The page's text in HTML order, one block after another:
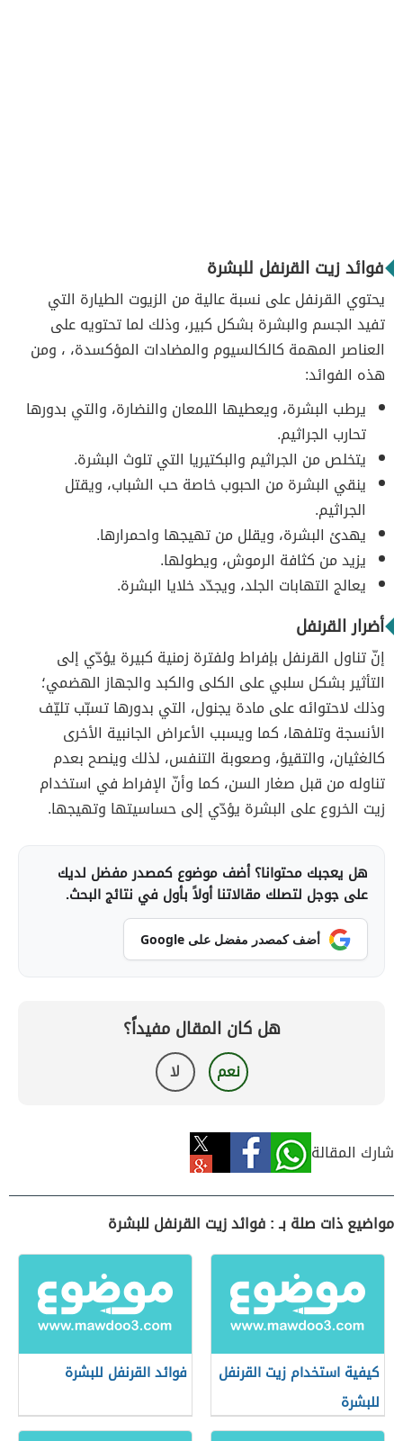
فوائد زيت القرنفل للبشرة
يحتوي القرنفل على نسبة عالية من الزيوت الطيارة التي
تفيد الجسم والبشرة بشكل كبير، وذلك لما تحتويه على
العناصر المهمة كالكالسيوم والمضادات المؤكسدة، ، ومن
هذه الفوائد:
يرطب البشرة، ويعطيها اللمعان والنضارة، والتي بدورها
تحارب الجراثيم.
يتخلص من الجراثيم والبكتيريا التي تلوث البشرة.
ينقي البشرة من الحبوب خاصة حب الشباب، ويقتل
الجراثيم.
يهدئ البشرة، ويقلل من تهيجها واحمرارها.
يزيد من كثافة الرموش، ويطولها.
يعالج التهابات الجلد، ويجدّد خلايا البشرة.
أضرار القرنفل
إنّ تناول القرنفل بإفراط ولفترة زمنية كبيرة يؤدّي إلى
التأثير بشكل سلبي على الكلى والكبد والجهاز الهضمي؛
وذلك لاحتوائه على مادة يجنول، التي بدورها تسبّب تليّف
الأنسجة وتلفها، كما ويسبب الأعراض الجانبية الأخرى
كالغثيان، والتقيؤ، وصعوبة التنفس، لذلك وينصح بعدم
تناوله من قبل صغار السن، كما وأنّ الإفراط في استخدام
زيت الخروع على البشرة يؤدّي إلى حساسيتها وتهيجها.
هل يعجبك محتوانا؟ أضف موضوع كمصدر مفضل لديك
على جوجل لتصلك مقالاتنا أولاً بأول في نتائج البحث.
أضف كمصدر مفضل على Google
هل كان المقال مفيداً؟
نعم لا
شارك المقالة
مواضيع ذات صلة بـ : فوائد زيت القرنفل للبشرة
كيفية استخدام زيت القرنفل
للبشرة
فوائد القرنفل للبشرة